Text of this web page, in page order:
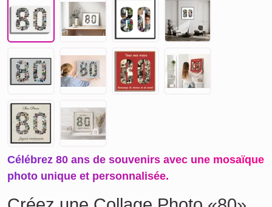
Célébrez 80 ans de souvenirs avec une mosaïque
photo unique et personnalisée.